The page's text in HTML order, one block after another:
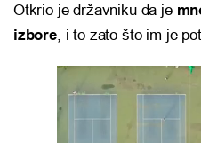
Otkrio je državniku da je
izbore, i to zato što im je